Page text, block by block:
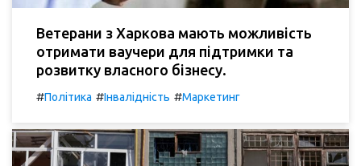
Ветерани з Харкова мають можливість
отримати ваучери для підтримки та
розвитку власного бізнесу.
#Політика #Інвалідність #Маркетинг